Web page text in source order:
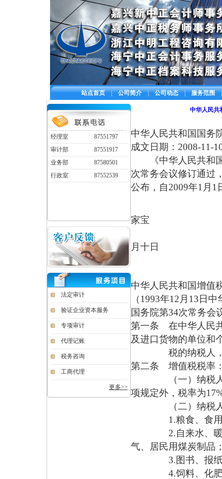
站点首页 | 公司简介 | 公司动态 | 服务范围 |
经理室
87551797
审计部
87551917
业务部
87580501
行政室
87552539
法定审计
验证企业资本服务
专项审计
代理记账
税务咨询
工商代理
更多>>
中华人民共
中华人民共和国国务
成文日期：2008-11-
《中华人民共和国
次常务会议修订通过
公布，自2009年1月1
家宝
月十日
中华人民共和国增值
（1993年12月13日
国务院第34次常务会
第一条 在中华人民
及进口货物的单位和
税的纳税人，应
第二条 增值税税率
（一）纳税人销
项规定外，税率为
（二）纳税人销
1.粮食、食用
2.自来水、暖气
气、居民用煤炭制品
3.图书、报纸
4.饲料、化肥、